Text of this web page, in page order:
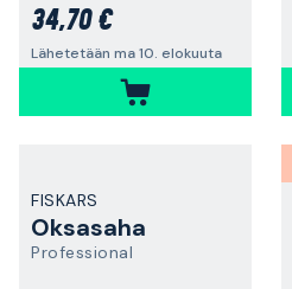
34,70 €
Lähetetään ma 10. elokuuta
FISKARS
Oksasaha
Professional